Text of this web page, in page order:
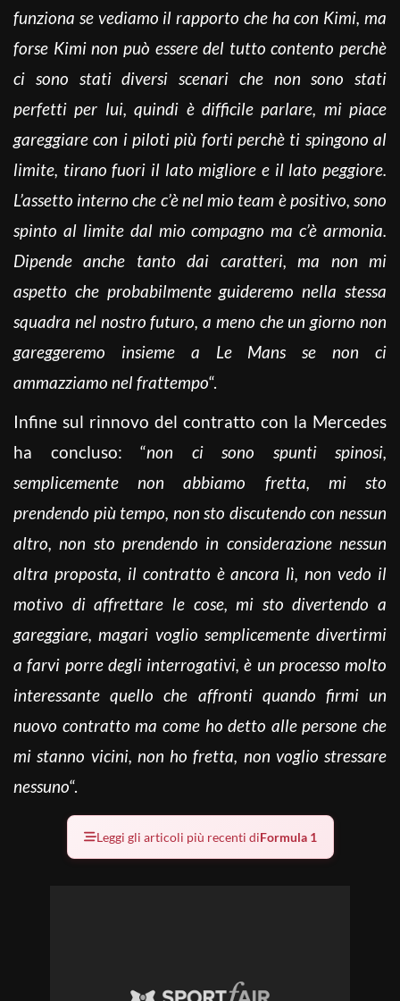
funziona se vediamo il rapporto che ha con Kimi, ma
forse Kimi non può essere del tutto contento perchè
ci sono stati diversi scenari che non sono stati
perfetti per lui, quindi è difficile parlare, mi piace
gareggiare con i piloti più forti perchè ti spingono al
limite, tirano fuori il lato migliore e il lato peggiore.
L’assetto interno che c’è nel mio team è positivo, sono
spinto al limite dal mio compagno ma c’è armonia.
Dipende anche tanto dai caratteri, ma non mi
aspetto che probabilmente guideremo nella stessa
squadra nel nostro futuro, a meno che un giorno non
gareggeremo insieme a Le Mans se non ci
ammazziamo nel frattempo“.
Infine sul rinnovo del contratto con la Mercedes
ha concluso: “non ci sono spunti spinosi,
semplicemente non abbiamo fretta, mi sto
prendendo più tempo, non sto discutendo con nessun
altro, non sto prendendo in considerazione nessun
altra proposta, il contratto è ancora lì, non vedo il
motivo di affrettare le cose, mi sto divertendo a
gareggiare, magari voglio semplicemente divertirmi
a farvi porre degli interrogativi, è un processo molto
interessante quello che affronti quando firmi un
nuovo contratto ma come ho detto alle persone che
mi stanno vicini, non ho fretta, non voglio stressare
nessuno“.
Leggi gli articoli più recenti diFormula 1